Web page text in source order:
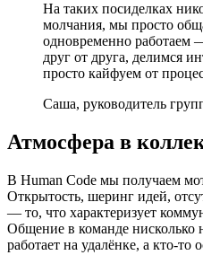
На таких посиделках
молчания, мы просто
одновременно работаем
друг от друга, делимся
просто кайфуем от
Саша, руководитель
Атмосфера в
В Human Code мы получаем
Открытость, шеринг идей,
— то, что характеризует
Общение в команде нисколько
работает на удалёнке, а кто-то